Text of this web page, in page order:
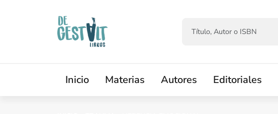
Inicio Materias Autores Editoriales